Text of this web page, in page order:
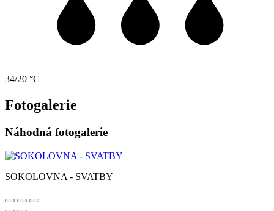
34/20 °C
Fotogalerie
Náhodná fotogalerie
SOKOLOVNA - SVATBY